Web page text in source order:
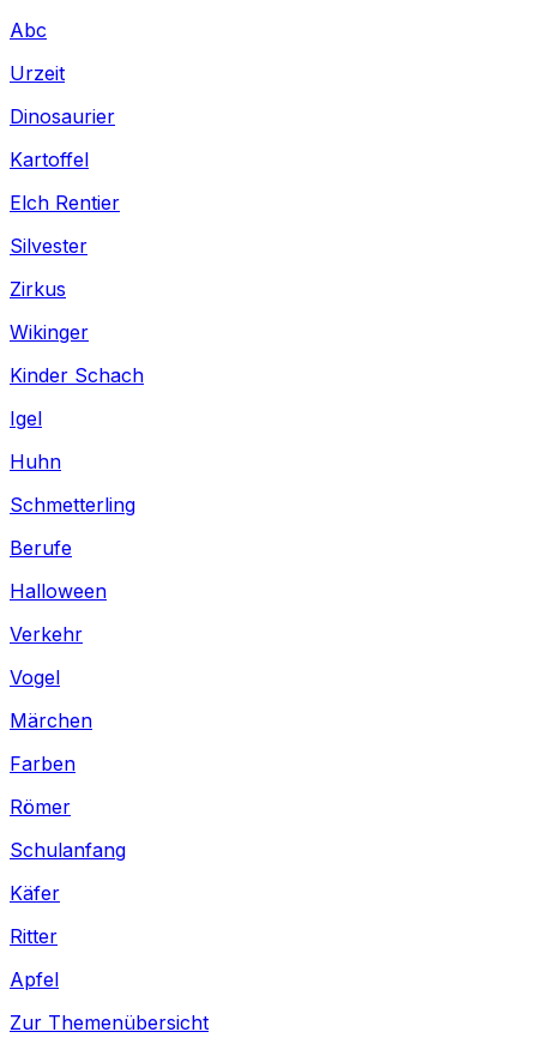
Abc
Urzeit
Dinosaurier
Kartoffel
Elch Rentier
Silvester
Zirkus
Wikinger
Kinder Schach
Igel
Huhn
Schmetterling
Berufe
Halloween
Verkehr
Vogel
Märchen
Farben
Römer
Schulanfang
Käfer
Ritter
Apfel
Zur Themenübersicht